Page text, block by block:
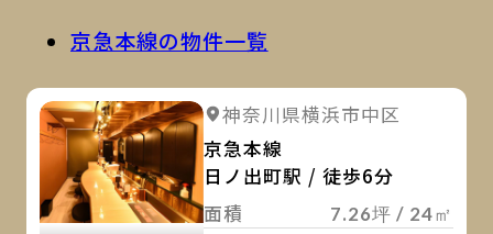
京急本線の物件一覧
詳細を見る 詳細を見る
神奈川県横浜市中区
京急本線
日ノ出町駅 / 徒歩6分
面積
7.26坪 / 24㎡